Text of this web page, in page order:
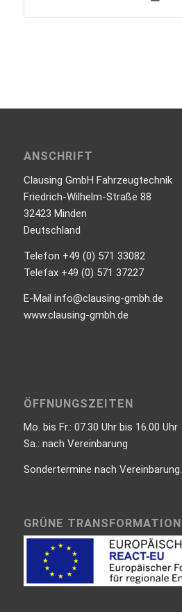
ANSCHRIFT
Clausing GmbH Fahrzeugtechnik
Friedrich-Wilhelm-Straße 88
32423 Minden
Deutschland
Telefon +49 (0) 571 33082
Telefax +49 (0) 571 37227
E-Mail info@clausing-gmbh.de
www.clausing-gmbh.de
ÖFFNUNGSZEITEN
Mo. bis Fr.: 07.30 Uhr bis 16.00 Uhr
Sa.: nach Vereinbarung
Sondertermine nach Vereinbarung.
GRÜNE TRANSFORMATION